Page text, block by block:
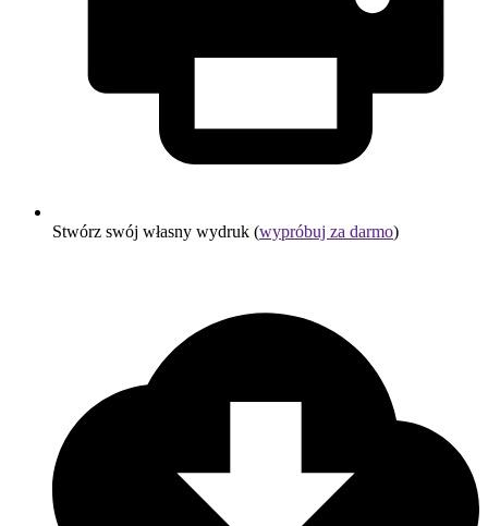
Stwórz swój własny wydruk (wypróbuj za darmo)